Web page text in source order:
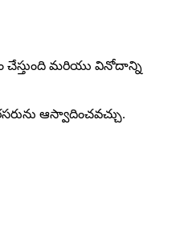
మరియు వినోదాన్ని
ఆస్వాదించవచ్చు.